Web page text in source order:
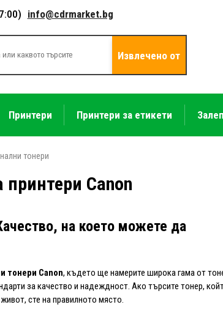
info@cdrmarket.bg
Извлечено от
Принтери Принтери за етикети
тонери
Canon
на което можете да
тонери Canon, където ще намерите широка гама от
за качество и надеждност. Ако търсите тонер,
сте на правилното място.